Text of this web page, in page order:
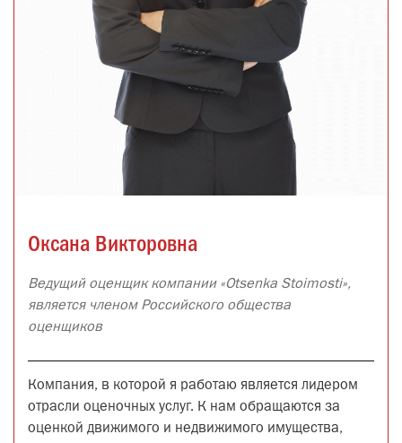
Оксана Викторовна
Ведущий оценщик компании «Otsenka Stoimosti»,
является членом Российского общества
оценщиков
Компания, в которой я работаю является лидером
отрасли оценочных услуг. К нам обращаются за
оценкой движимого и недвижимого имущества,